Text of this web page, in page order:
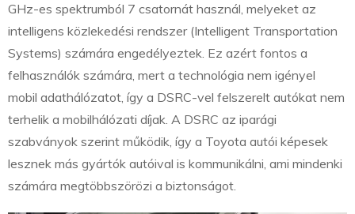
GHz-es spektrumból 7 csatornát használ, melyeket az
intelligens közlekedési rendszer (Intelligent Transportation
Systems) számára engedélyeztek. Ez azért fontos a
felhasználók számára, mert a technológia nem igényel
mobil adathálózatot, így a DSRC-vel felszerelt autókat nem
terhelik a mobilhálózati díjak. A DSRC az iparági
szabványok szerint működik, így a Toyota autói képesek
lesznek más gyártók autóival is kommunikálni, ami mindenki
számára megtöbbszörözi a biztonságot.